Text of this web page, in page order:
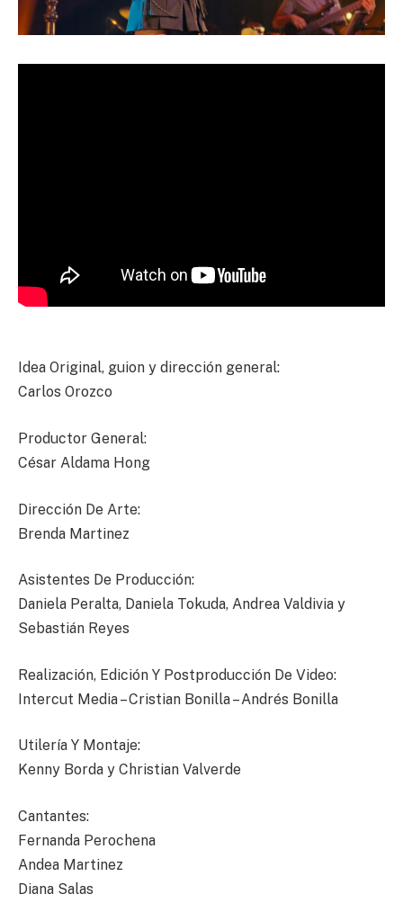
Idea Original, guion y dirección general:
Carlos Orozco
Productor General:
César Aldama Hong
Dirección De Arte:
Brenda Martinez
Asistentes De Producción:
Daniela Peralta, Daniela Tokuda, Andrea Valdivia y
Sebastián Reyes
Realización, Edición Y Postproducción De Video:
Intercut Media – Cristian Bonilla – Andrés Bonilla
Utilería Y Montaje:
Kenny Borda y Christian Valverde
Cantantes:
Fernanda Perochena
Andea Martinez
Diana Salas